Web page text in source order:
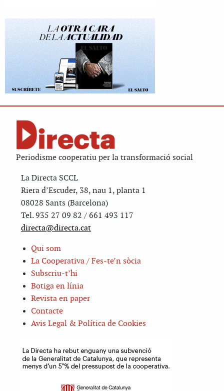
Periodisme cooperatiu per la transformació social
La Directa SCCL
Riera d’Escuder, 38, nau 1, planta 1
08028 Sants (Barcelona)
Tel. 935 27 09 82 / 661 493 117
directa@directa.cat
Qui som
La Cooperativa / Fes-te’n sòcia
Subscriu-t’hi
Botiga en línia
Revista en paper
Contacte
Avis Legal & Política de Cookies